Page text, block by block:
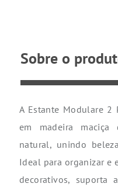
Sobre o
A Estante Modulare 2
em madeira maciça
natural, unindo
Ideal para organizar e
decorativos, suporta